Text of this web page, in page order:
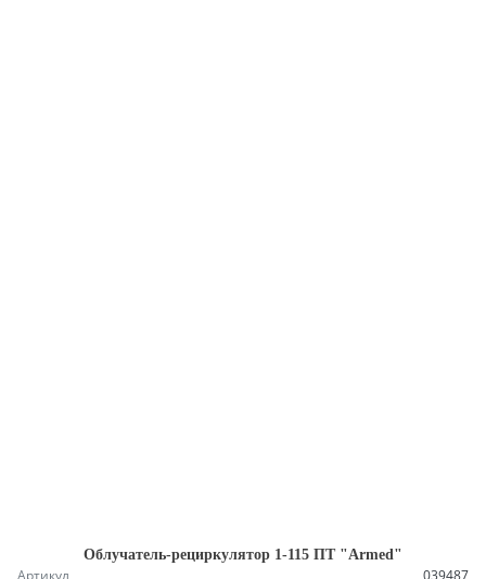
Облучатель-рециркулятор 1-115 ПТ "Armed"